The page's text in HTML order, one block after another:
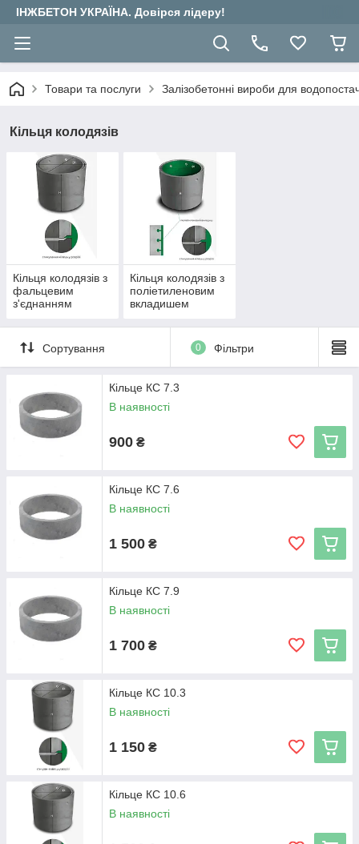
ІНЖБЕТОН УКРАЇНА. Довірся лідеру!
Товари та послуги Залізобетонні вироби для
Кільця колодязів
Кільця колодязів з
фальцевим
з'єднанням
Кільця колодязів з
поліетиленовим
вкладишем
Сортування 0 Фільтри
Кільце КС 7.3
В наявності
900 ₴
Кільце КС 7.6
В наявності
1 500 ₴
Кільце КС 7.9
В наявності
1 700 ₴
Кільце КС 10.3
В наявності
1 150 ₴
Кільце КС 10.6
В наявності